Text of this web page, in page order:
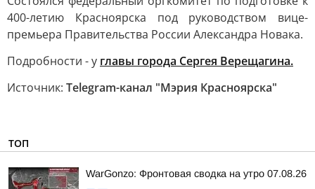
400-летию Красноярска под руководством вице-
премьера Правительства России Александра Новака.
Подробности - у главы города Сергея Верещагина.
Источник: Telegram-канал "Мэрия Красноярска"
ТОП
WarGonzo: Фронтовая сводка на утро 07.08.26